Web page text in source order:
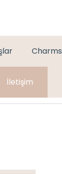
Charms
İletişim